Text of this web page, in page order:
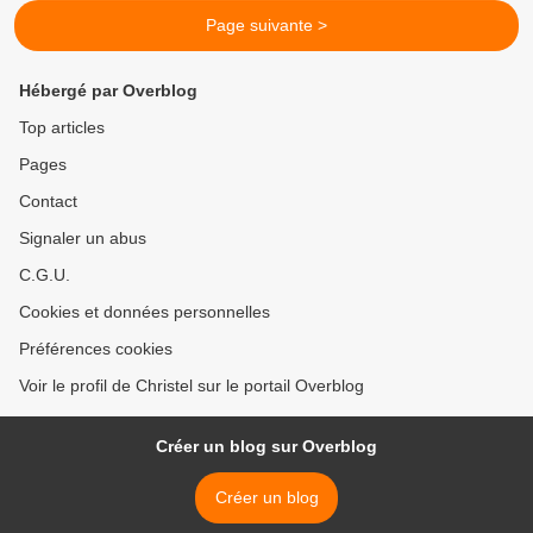
Page suivante >
Hébergé par Overblog
Top articles
Pages
Contact
Signaler un abus
C.G.U.
Cookies et données personnelles
Préférences cookies
Voir le profil de Christel sur le portail Overblog
Créer un blog sur Overblog
Créer un blog